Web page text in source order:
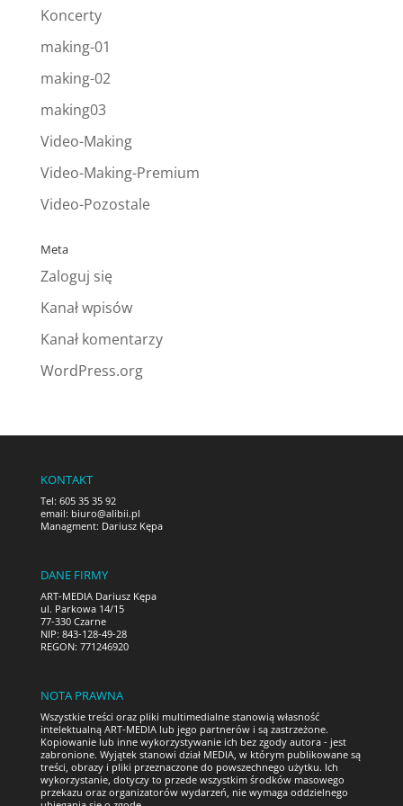
Koncerty
making-01
making-02
making03
Video-Making
Video-Making-Premium
Video-Pozostale
Meta
Zaloguj się
Kanał wpisów
Kanał komentarzy
WordPress.org
KONTAKT
Tel: 605 35 35 92
email: biuro@alibii.pl
Managment: Dariusz Kępa
DANE FIRMY
ART-MEDIA Dariusz Kępa
ul. Parkowa 14/15
77-330 Czarne
NIP: 843-128-49-28
REGON: 771246920
NOTA PRAWNA
Wszystkie treści oraz pliki multimedialne stanowią własność
intelektualną ART-MEDIA lub jego partnerów i są zastrzeżone.
Kopiowanie lub inne wykorzystywanie ich bez zgody autora - jest
zabronione. Wyjątek stanowi dział MEDIA, w którym publikowane są
treści, obrazy i pliki przeznaczone do powszechnego użytku. Ich
wykorzystanie, dotyczy to przede wszystkim środków masowego
przekazu oraz organizatorów wydarzeń, nie wymaga oddzielnego